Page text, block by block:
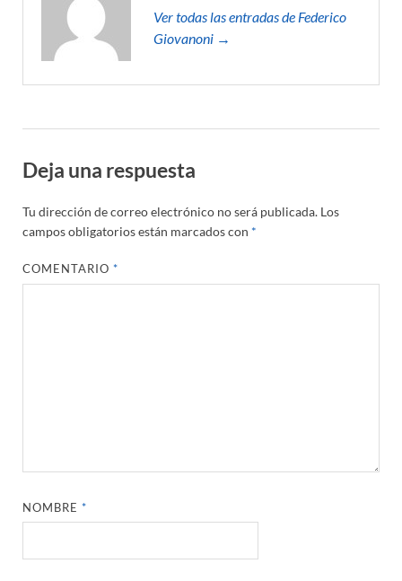
Ver todas las entradas de Federico
Giovanoni →
Deja una respuesta
Tu dirección de correo electrónico no será publicada. Los
campos obligatorios están marcados con *
COMENTARIO*
NOMBRE*